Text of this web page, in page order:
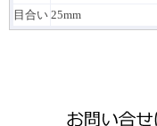
目合い 25mm